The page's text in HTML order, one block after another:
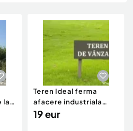
profesionale
la
Teren Ideal ferma
afacere industriala
deschidere 71 ml la
19 eur